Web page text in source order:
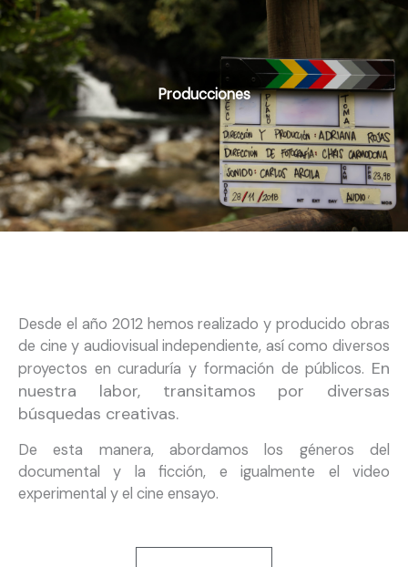
Producciones
Desde el año 2012 hemos realizado y producido obras
de cine y audiovisual independiente, así como diversos
proyectos en curaduría y formación de públicos. En
nuestra labor, transitamos por diversas
búsquedas creativas.
De esta manera, abordamos los géneros del
documental y la ficción, e igualmente el video
experimental y el cine ensayo.